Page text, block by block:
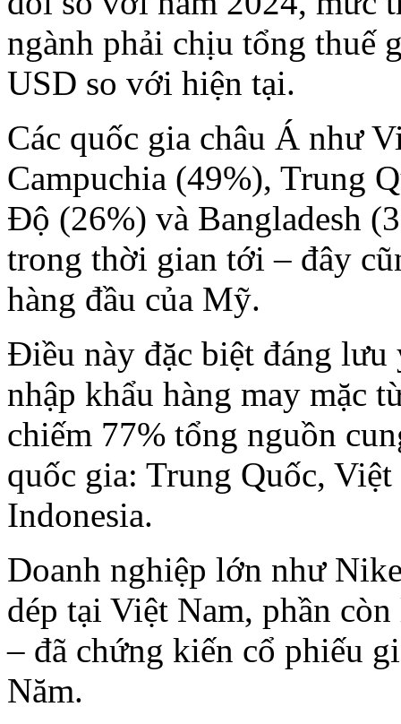
ngành phải chịu tổng thuế
USD so với hiện tại.
Các quốc gia châu Á như
Campuchia (49%), Trung
Độ (26%) và Bangladesh
trong thời gian tới – đây
hàng đầu của Mỹ.
Điều này đặc biệt đáng
nhập khẩu hàng may mặc
chiếm 77% tổng nguồn
quốc gia: Trung Quốc,
Indonesia.
Doanh nghiệp lớn như
dép tại Việt Nam, phần
– đã chứng kiến cổ phiếu
Năm.